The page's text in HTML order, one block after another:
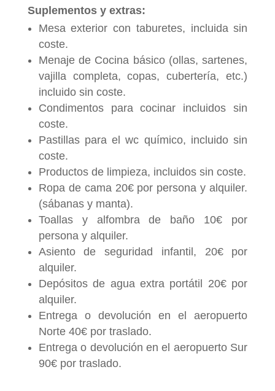
Suplementos y extras:
Mesa exterior con taburetes, incluida sin
coste.
Menaje de Cocina básico (ollas, sartenes,
vajilla completa, copas, cubertería, etc.)
incluido sin coste.
Condimentos para cocinar incluidos sin
coste.
Pastillas para el wc químico, incluido sin
coste.
Productos de limpieza, incluidos sin coste.
Ropa de cama 20€ por persona y alquiler.
(sábanas y manta).
Toallas y alfombra de baño 10€ por
persona y alquiler.
Asiento de seguridad infantil, 20€ por
alquiler.
Depósitos de agua extra portátil 20€ por
alquiler.
Entrega o devolución en el aeropuerto
Norte 40€ por traslado.
Entrega o devolución en el aeropuerto Sur
90€ por traslado.